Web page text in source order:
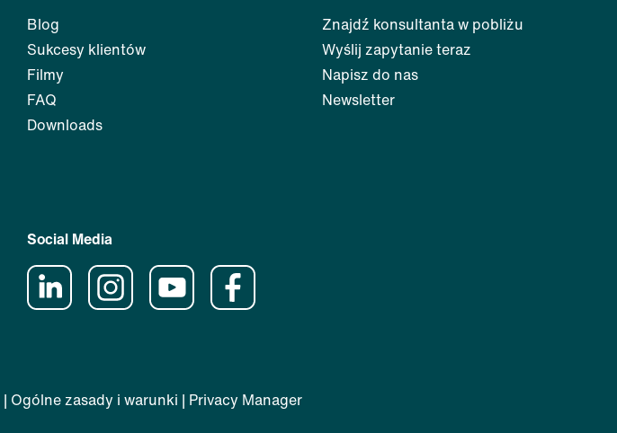
Blog
Sukcesy klientów
Filmy
FAQ
Downloads
Znajdź konsultanta w pobliżu
Wyślij zapytanie teraz
Napisz do nas
Newsletter
Social Media
| Ogólne zasady i warunki | Privacy Manager